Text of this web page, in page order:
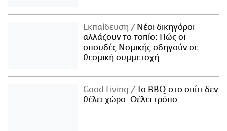
Εκπαίδευση
Νέοι δικηγόροι
αλλάζουν το τοπίο: Πώς οι
σπουδές Νομικής οδηγούν σε
θεσμική συμμετοχή
Good Living
Το BBQ στο σπίτι δεν
θέλει χώρο. Θέλει τρόπο.